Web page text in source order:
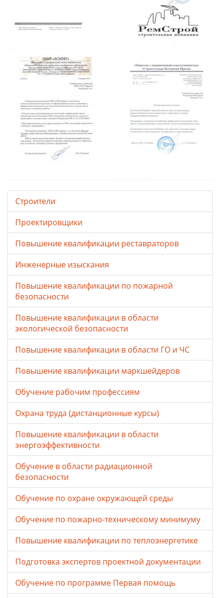
Строители
Проектировщики
Повышение квалификации реставраторов
Инженерные изыскания
Повышение квалификации по пожарной
безопасности
Повышение квалификации в области
экологической безопасности
Повышение квалификации в области ГО и ЧС
Повышение квалификации маркшейдеров
Обучение рабочим профессиям
Охрана труда (дистанционные курсы)
Повышение квалификации в области
энергоэффективности
Обучение в области радиационной
безопасности
Обучение по охране окружающей среды
Обучение по пожарно-техническому минимуму
Повышение квалификации по теплоэнергетике
Подготовка экспертов проектной документации
Обучение по программе Первая помощь